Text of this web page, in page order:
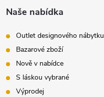
Naše nabídka
Outlet designového nábytku
Bazarové zboží
Nově v nabídce
S láskou vybrané
Výprodej